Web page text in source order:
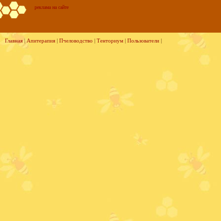
реклама на сайте
Главная| Апитерапия | Пчеловодство | Тенториум | Пользователи |